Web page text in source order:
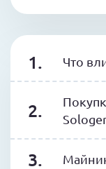
Что